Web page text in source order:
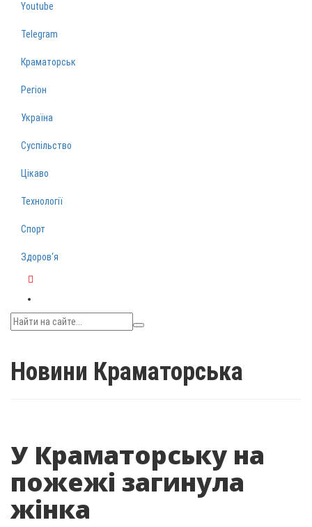
Youtube
Telegram
Краматорськ
Регіон
Україна
Суспільство
Цікаво
Технології
Спорт
Здоров‘я
Новини Краматорська
У Краматорську на
пожежі загинула
жінка